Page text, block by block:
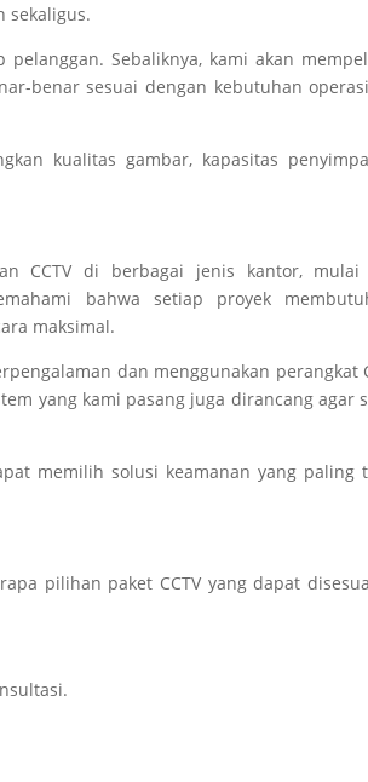
sekaligus.
Sebaliknya, kami akan
benar sesuai dengan kebutuhan
kualitas gambar, kapasitas
CCTV di berbagai jenis kantor,
bahwa setiap proyek
maksimal.
dan menggunakan perangkat
yang kami pasang juga dirancang agar
memilih solusi keamanan yang paling
pilihan paket CCTV yang dapat